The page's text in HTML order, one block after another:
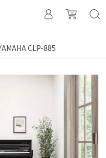
CLP-885